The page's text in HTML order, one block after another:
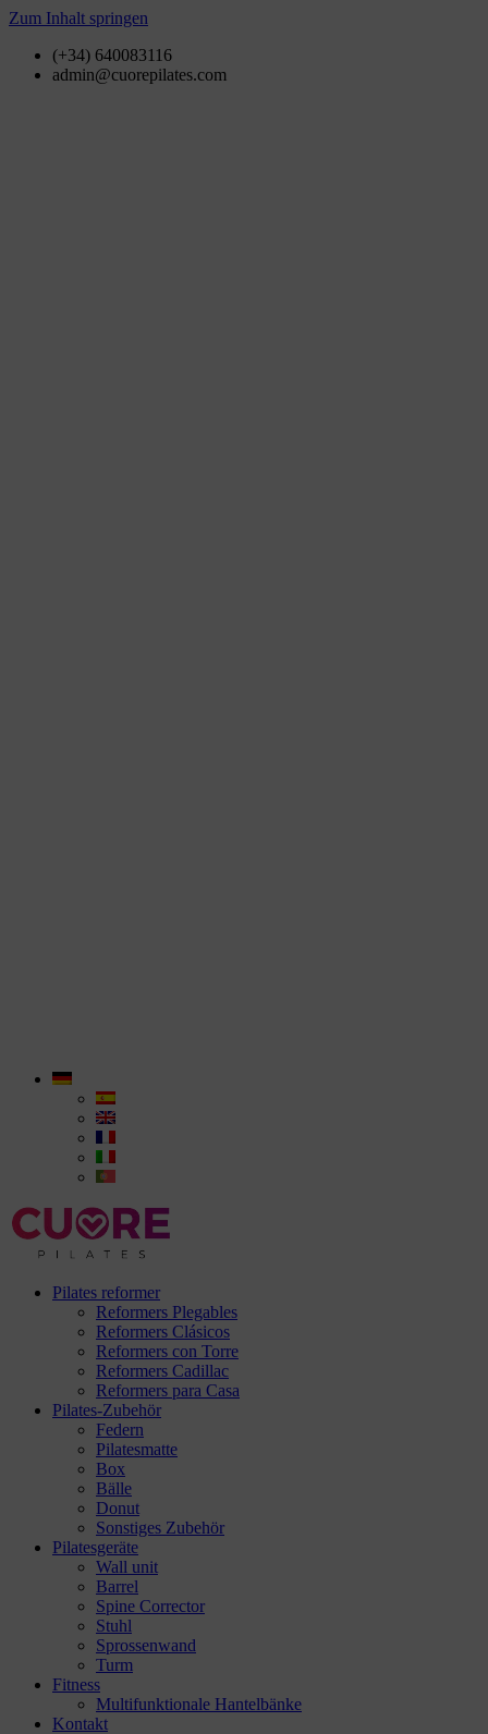
Zum Inhalt springen
(+34) 640083116
admin@cuorepilates.com
Pilates reformer
Reformers Plegables
Reformers Clásicos
Reformers con Torre
Reformers Cadillac
Reformers para Casa
Pilates-Zubehör
Federn
Pilatesmatte
Box
Bälle
Donut
Sonstiges Zubehör
Pilatesgeräte
Wall unit
Barrel
Spine Corrector
Stuhl
Sprossenwand
Turm
Fitness
Multifunktionale Hantelbänke
Kontakt